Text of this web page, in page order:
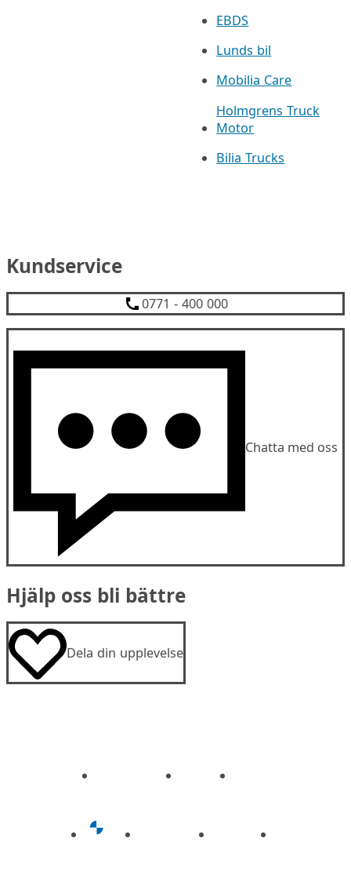
EBDS
Lunds bil
Mobilia Care
Holmgrens Truck
Motor
Bilia Trucks
Kundservice
0771 - 400 000
Chatta med oss
Hjälp oss bli bättre
Dela din upplevelse